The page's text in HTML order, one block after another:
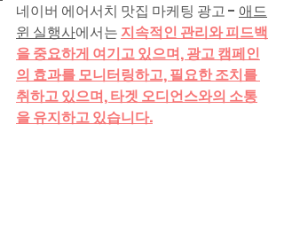
네이버 에어서치 맛집 마케팅 광고 - 애드
윈 실행사에서는 지속적인 관리와 피드백
을 중요하게 여기고 있으며, 광고 캠페인
의 효과를 모니터링하고, 필요한 조치를
취하고 있으며, 타겟 오디언스와의 소통
을 유지하고 있습니다.